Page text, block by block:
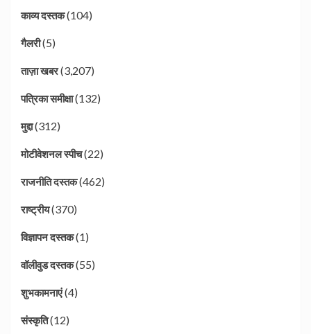
काव्य दस्तक(104)
गैलरी(5)
ताज़ा खबर(3,207)
पत्रिका समीक्षा(132)
मुद्दा(312)
मोटीवेशनल स्पीच(22)
राजनीति दस्तक(462)
राष्ट्रीय(370)
विज्ञापन दस्तक(1)
वॉलीवुड दस्तक(55)
शुभकामनाएं(4)
संस्कृति(12)